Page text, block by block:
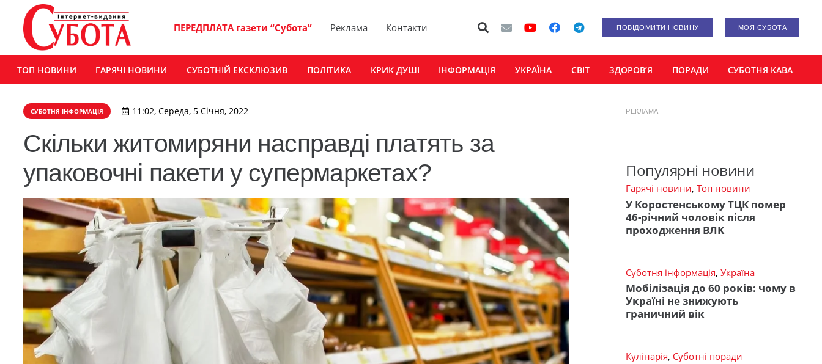
ПЕРЕДПЛАТА газети “Субота” Реклама Контакти ПОВІДОМИТИ НОВИНУ МОЯ СУБОТА
ТОП НОВИНИ ГАРЯЧІ НОВИНИ СУБОТНІЙ ЕКСКЛЮЗИВ ПОЛІТИКА КРИК ДУШІ ІНФОРМАЦІЯ УКРАЇНА СВІТ ЗДОРОВ’Я ПОРАДИ СУБОТНЯ КАВА
СУБОТНЯ ІНФОРМАЦІЯ 11:02, Середа, 5 Січня, 2022
Скільки житомиряни насправді платять за
упаковочні пакети у супермаркетах?
РЕКЛАМА
Популярні новини
Гарячі новини, Топ новини
У Коростенському ТЦК помер
46-річний чоловік після
проходження ВЛК
Суботня інформація, Україна
Мобілізація до 60 років: чому в
Україні не знижують
граничний вік
Кулінарія, Суботні поради